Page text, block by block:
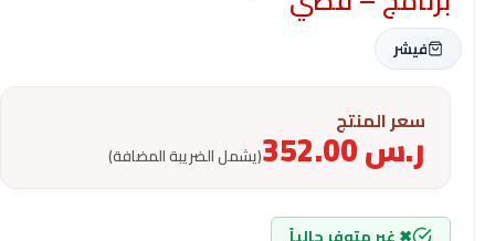
فيشر
سعر المنتج
ر.س (يشمل الضريبة المضافة)